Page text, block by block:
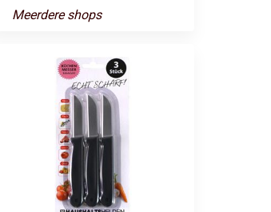
Meerdere shops